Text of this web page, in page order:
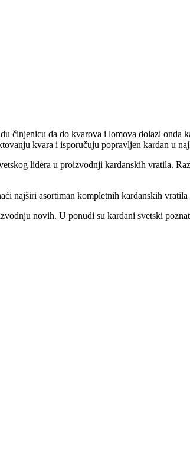
činjenicu da do kvarova i lomova dolazi onda
kvara i isporučuju popravljen kardan u
lidera u proizvodnji kardanskih vratila.
najširi asortiman kompletnih kardanskih
novih. U ponudi su kardani svetski